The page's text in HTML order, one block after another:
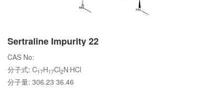
Sertraline Impurity 22
CAS No:
分子式: C17H17Cl2N HCl
分子量: 306.23 36.46